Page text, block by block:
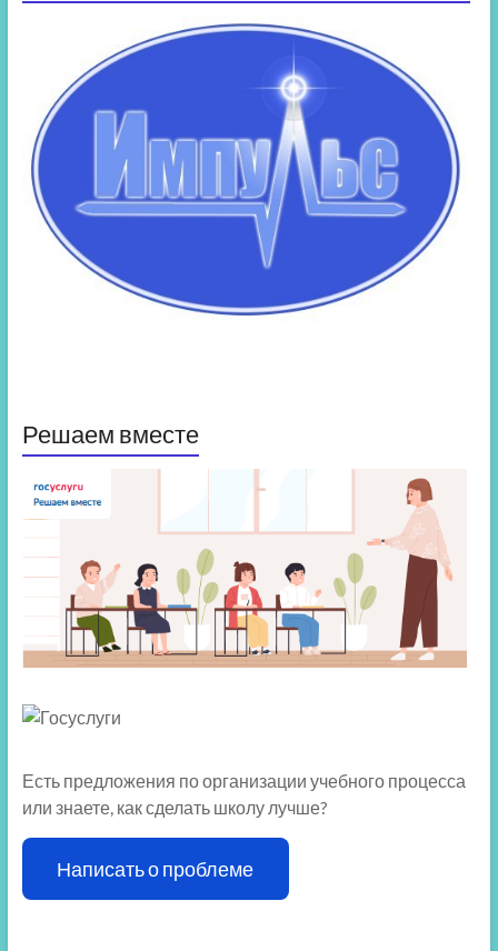
Решаем вместе
Есть предложения по организации учебного процесса
или знаете, как сделать школу лучше?
Написать о проблеме